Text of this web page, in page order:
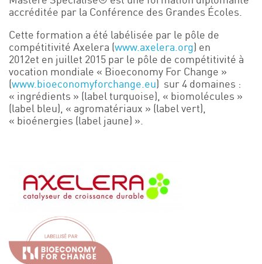
Événements
Symposium on Chain Transfer Catalysis for
sustainability – September 15 and 16, 2026
FRENCH-CHINESE CONFERENCE ON GREEN
CHEMISTRY
Contacts
accréditée par la Conférence des Grandes Écoles.
Cette formation a été labélisée par le pôle de
compétitivité Axelera (www.axelera.org) en
2012et en juillet 2015 par le pôle de compétitivité à
vocation mondiale « Bioeconomy For Change »
(www.bioeconomyforchange.eu) sur 4 domaines :
« ingrédients » (label turquoise), « biomolécules »
(label bleu), « agromatériaux » (label vert),
« bioénergies (label jaune) ».